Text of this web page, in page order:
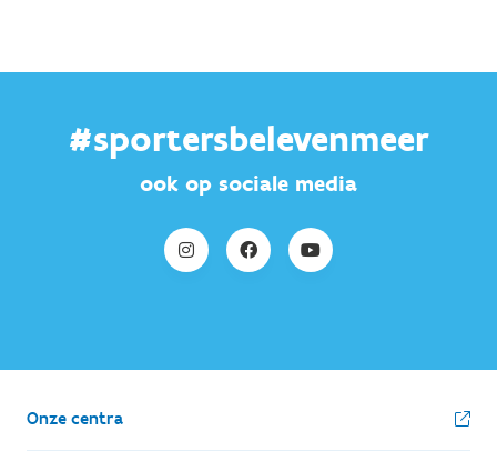
#sportersbelevenmeer
ook op sociale media
Onze centra